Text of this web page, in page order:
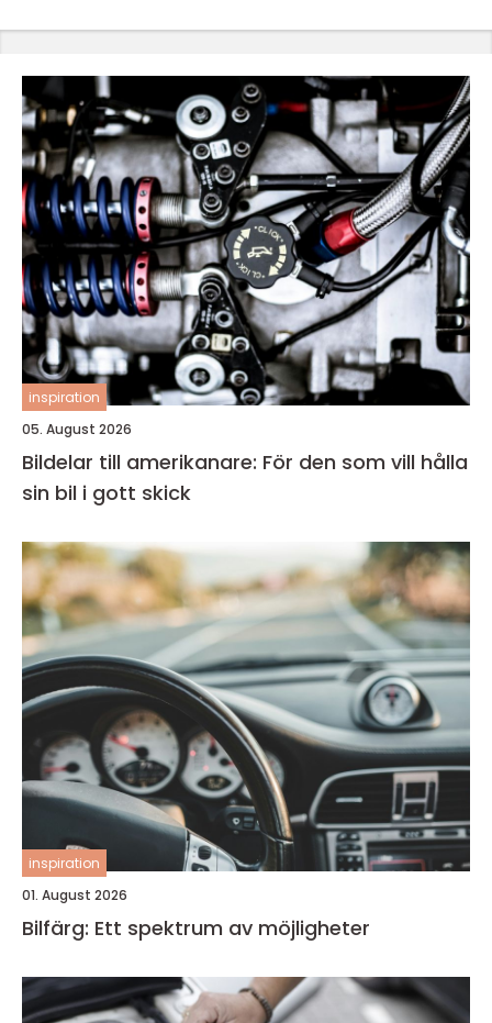
inspiration
05. August 2026
Bildelar till amerikanare: För den som vill hålla
sin bil i gott skick
inspiration
01. August 2026
Bilfärg: Ett spektrum av möjligheter